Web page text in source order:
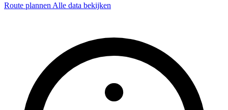
Route plannen Alle data bekijken